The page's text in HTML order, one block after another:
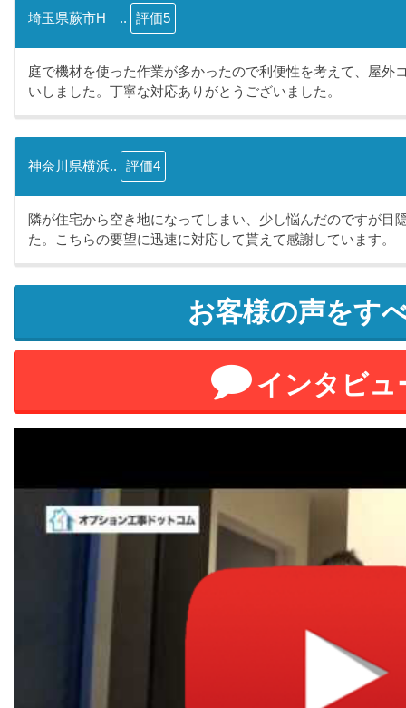
埼玉県蕨市H .. 評価5
庭で機材を使った作業が多かったので利便性を考えて、屋外
いしました。丁寧な対応ありがとうございました。
神奈川県横浜.. 評価4
隣が住宅から空き地になってしまい、少し悩んだのですが目
た。こちらの要望に迅速に対応して貰えて感謝しています。
お客様の声をす
インタビュ